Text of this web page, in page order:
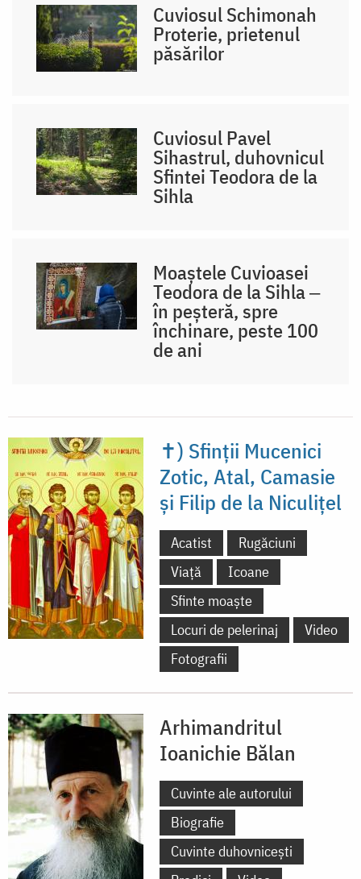
Cuviosul Schimonah
Proterie, prietenul
păsărilor
Cuviosul Pavel
Sihastrul, duhovnicul
Sfintei Teodora de la
Sihla
Moaștele Cuvioasei
Teodora de la Sihla ‒
în peșteră, spre
închinare, peste 100
de ani
✝) Sfinții Mucenici
Zotic, Atal, Camasie
și Filip de la Niculițel
Acatist
Rugăciuni
Viață
Icoane
Sfinte moaște
Locuri de pelerinaj
Video
Fotografii
Arhimandritul
Ioanichie Bălan
Cuvinte ale autorului
Biografie
Cuvinte duhovnicești